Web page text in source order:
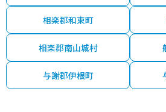
相楽郡和束町
相楽郡南山城村
与謝郡伊根町